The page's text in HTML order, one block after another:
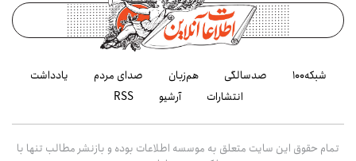
شبکه۱۰۰ صدسالگی هم‌زبان صدای مردم
یادداشت
انتشارات
آرشیو RSS
تمام حقوق این سایت متعلق به موسسه اطلاعات بوده و بازنشر مطالب تنها با